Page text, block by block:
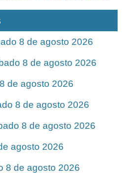
8 de agosto 2026
8 de agosto 2026
de agosto 2026
8 de agosto 2026
8 de agosto 2026
agosto 2026
8 de agosto 2026